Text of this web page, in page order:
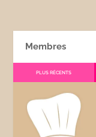
Membres
PLUS RÉCENTS